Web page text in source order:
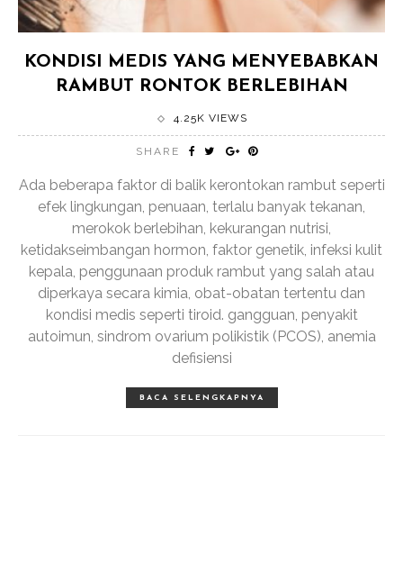
KONDISI MEDIS YANG MENYEBABKAN
RAMBUT RONTOK BERLEBIHAN
4.25K VIEWS
SHARE
Ada beberapa faktor di balik kerontokan rambut seperti
efek lingkungan, penuaan, terlalu banyak tekanan,
merokok berlebihan, kekurangan nutrisi,
ketidakseimbangan hormon, faktor genetik, infeksi kulit
kepala, penggunaan produk rambut yang salah atau
diperkaya secara kimia, obat-obatan tertentu dan
kondisi medis seperti tiroid. gangguan, penyakit
autoimun, sindrom ovarium polikistik (PCOS), anemia
defisiensi
BACA SELENGKAPNYA